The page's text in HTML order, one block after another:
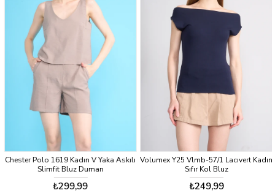
Chester Polo 1619 Kadın V Yaka Askılı
Slimfit Bluz Duman
₺299,99
Volumex Y25 Vlmb-57/1 Lacıvert Kadın
Sıfır Kol Bluz
₺249,99